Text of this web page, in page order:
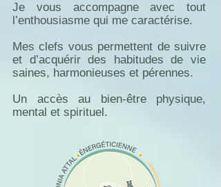
Je vous accompagne avec tout
l’enthousiasme qui me caractérise.
Mes clefs vous permettent de suivre
et d’acquérir des habitudes de vie
saines, harmonieuses et pérennes.
Un accès au bien-être physique,
mental et spirituel.